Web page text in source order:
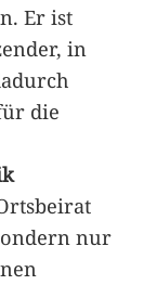
Er ist
in
die
nur